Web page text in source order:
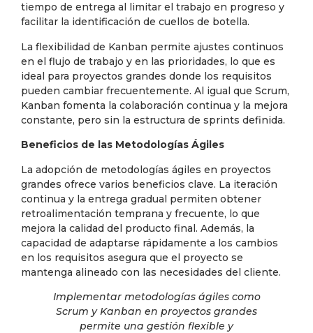
tiempo de entrega al limitar el trabajo en progreso y
facilitar la identificación de cuellos de botella.
La flexibilidad de Kanban permite ajustes continuos
en el flujo de trabajo y en las prioridades, lo que es
ideal para proyectos grandes donde los requisitos
pueden cambiar frecuentemente. Al igual que Scrum,
Kanban fomenta la colaboración continua y la mejora
constante, pero sin la estructura de sprints definida.
Beneficios de las Metodologías Ágiles
La adopción de metodologías ágiles en proyectos
grandes ofrece varios beneficios clave. La iteración
continua y la entrega gradual permiten obtener
retroalimentación temprana y frecuente, lo que
mejora la calidad del producto final. Además, la
capacidad de adaptarse rápidamente a los cambios
en los requisitos asegura que el proyecto se
mantenga alineado con las necesidades del cliente.
Implementar metodologías ágiles como
Scrum y Kanban en proyectos grandes
permite una gestión flexible y